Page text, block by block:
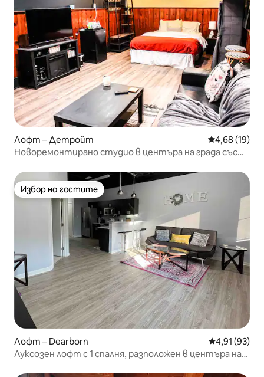
Лофт – Детройт Средна
4,68 (19)
Новоремонтирано студио в центъра на града със
Избор на гостите
Избор на гостите
Лофт – Dearborn Средна
4,91 (93)
Луксозен лофт с 1 спалня, разположен в центъра на